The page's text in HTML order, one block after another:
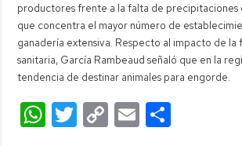
productores frente a la falta de precipitaciones
que concentra el mayor número de
ganadería extensiva. Respecto al impacto de la
sanitaria, García Rambeaud señaló que en la
tendencia de destinar animales para engorde.
W T C E